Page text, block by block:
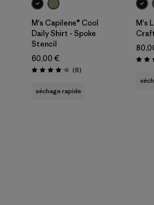
M's Capilene® Cool
Daily Shirt - Spoke
Stencil
60,00 €
Évaluation: 4.2 / 5
(6Avis
)
séchage rapide
M's